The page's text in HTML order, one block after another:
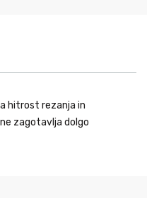
hitrost rezanja in
zagotavlja dolgo